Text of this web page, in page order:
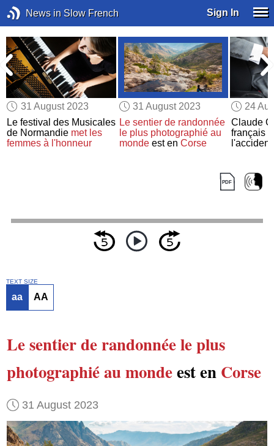
News in Slow French Sign In
31 August 2023
Le festival des Musicales
de Normandie met les
femmes à l'honneur
31 August 2023
Le sentier de randonnée
le plus photographié au
mondeest en Corse
24
Claude
français
TEXT SIZE
aa AA
Le sentier de randonnéele plus
photographié au mondeest en Corse
31 August 2023